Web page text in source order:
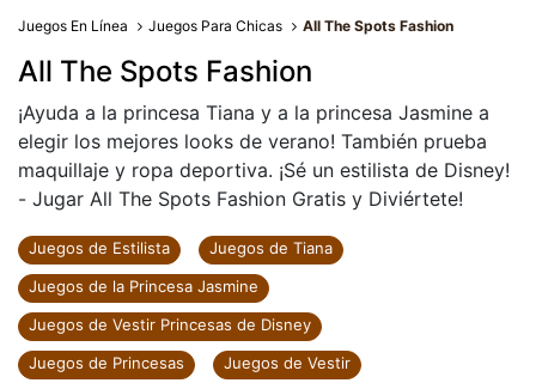
Juegos En Línea Juegos Para Chicas All The Spots Fashion
All The Spots Fashion
¡Ayuda a la princesa Tiana y a la princesa Jasmine a
elegir los mejores looks de verano! También prueba
maquillaje y ropa deportiva. ¡Sé un estilista de Disney!
- Jugar All The Spots Fashion Gratis y Diviértete!
Juegos de Estilista
Juegos de Tiana
Juegos de la Princesa Jasmine
Juegos de Vestir Princesas de Disney
Juegos de Princesas
Juegos de Vestir